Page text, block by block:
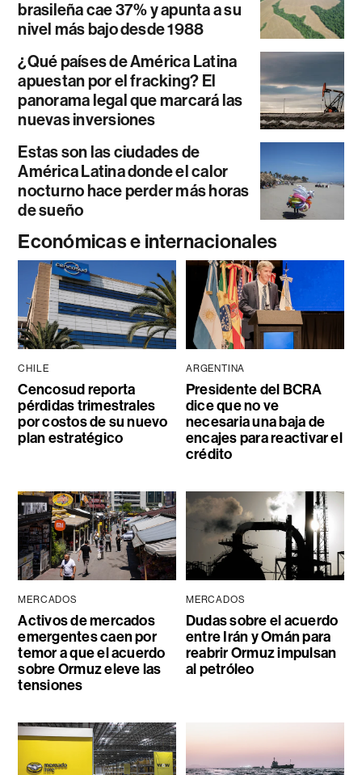
brasileña cae 37% y apunta a su
nivel más bajo desde 1988
¿Qué países de América Latina
apuestan por el fracking? El
panorama legal que marcará las
nuevas inversiones
Estas son las ciudades de
América Latina donde el calor
nocturno hace perder más horas
de sueño
Económicas e internacionales
CHILE
Cencosud reporta
pérdidas trimestrales
por costos de su nuevo
plan estratégico
ARGENTINA
Presidente del BCRA
dice que no ve
necesaria una baja de
encajes para reactivar el
crédito
MERCADOS
Activos de mercados
emergentes caen por
temor a que el acuerdo
sobre Ormuz eleve las
tensiones
MERCADOS
Dudas sobre el acuerdo
entre Irán y Omán para
reabrir Ormuz impulsan
al petróleo